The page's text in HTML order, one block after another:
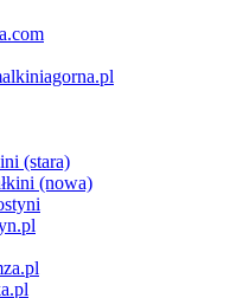
(stara)
(nowa)